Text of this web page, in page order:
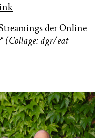
der Online-
(Collage: dgr/eat